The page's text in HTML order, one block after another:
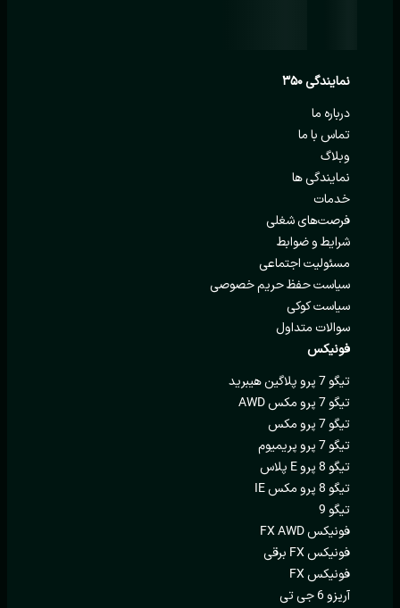
نمایندگی ۳۵۰
درباره ما
تماس با ما
وبلاگ
نمایندگی ها
خدمات
فرصت‌های شغلی
شرایط و ضوابط
مسئولیت اجتماعی
سیاست حفظ حریم خصوصی
سیاست کوکی
سوالات متداول
فونیکس
تیگو 7 پرو پلاگین هیبرید
تیگو 7 پرو مکس AWD
تیگو 7 پرو مکس
تیگو 7 پرو پریمیوم
تیگو 8 پرو E پلاس
تیگو 8 پرو مکس IE
تیگو 9
فونیکس FX AWD
فونیکس FX برقی
فونیکس FX
آریزو 6 جی تی